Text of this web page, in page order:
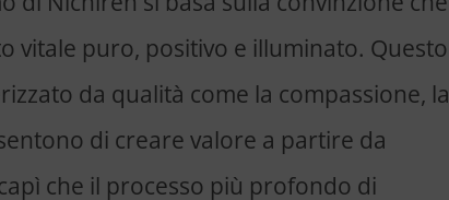
vitale puro, positivo e illuminato. Questo
da qualità come la compassione, la
di creare valore a partire da
che il processo più profondo di